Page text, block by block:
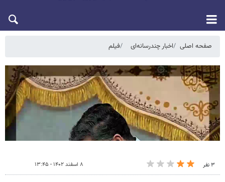
صفحه اصلی اخبار چندرسانه‌ای فیلم
۳ نفر ۸ اسفند ۱۴۰۲ - ۱۳:۴۵